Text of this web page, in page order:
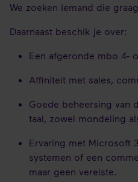
We zoeken iemand die
Daarnaast beschik je over:
Een afgeronde mbo 4-
Affiniteit met sales,
Goede beheersing van
taal, zowel mondeling
Ervaring met Microsoft
systemen of een
maar geen vereiste.